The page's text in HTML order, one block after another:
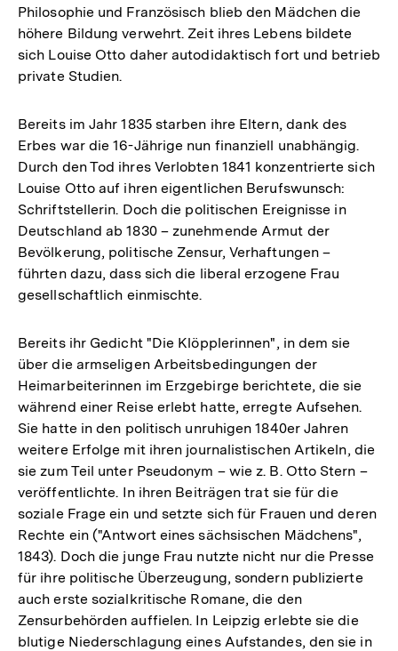
Philosophie und Französisch blieb den Mädchen die
höhere Bildung verwehrt. Zeit ihres Lebens bildete
sich Louise Otto daher autodidaktisch fort und betrieb
private Studien.
Bereits im Jahr 1835 starben ihre Eltern, dank des
Erbes war die 16-Jährige nun finanziell unabhängig.
Durch den Tod ihres Verlobten 1841 konzentrierte sich
Louise Otto auf ihren eigentlichen Berufswunsch:
Schriftstellerin. Doch die politischen Ereignisse in
Deutschland ab 1830 – zunehmende Armut der
Bevölkerung, politische Zensur, Verhaftungen –
führten dazu, dass sich die liberal erzogene Frau
gesellschaftlich einmischte.
Bereits ihr Gedicht "Die Klöpplerinnen", in dem sie
über die armseligen Arbeitsbedingungen der
Heimarbeiterinnen im Erzgebirge berichtete, die sie
während einer Reise erlebt hatte, erregte Aufsehen.
Sie hatte in den politisch unruhigen 1840er Jahren
weitere Erfolge mit ihren journalistischen Artikeln, die
sie zum Teil unter Pseudonym – wie z. B. Otto Stern –
veröffentlichte. In ihren Beiträgen trat sie für die
soziale Frage ein und setzte sich für Frauen und deren
Rechte ein ("Antwort eines sächsischen Mädchens",
1843). Doch die junge Frau nutzte nicht nur die Presse
für ihre politische Überzeugung, sondern publizierte
auch erste sozialkritische Romane, die den
Zensurbehörden auffielen. In Leipzig erlebte sie die
blutige Niederschlagung eines Aufstandes, den sie in